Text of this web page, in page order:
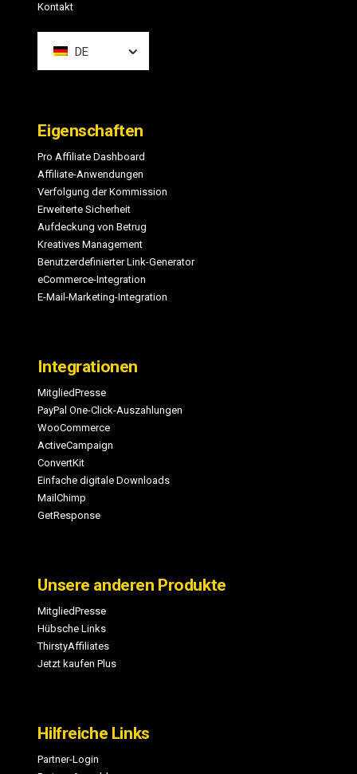
Kontakt
DE
Eigenschaften
Pro Affiliate Dashboard
Affiliate-Anwendungen
Verfolgung der Kommission
Erweiterte Sicherheit
Aufdeckung von Betrug
Kreatives Management
Benutzerdefinierter Link-Generator
eCommerce-Integration
E-Mail-Marketing-Integration
Integrationen
MitgliedPresse
PayPal One-Click-Auszahlungen
WooCommerce
ActiveCampaign
ConvertKit
Einfache digitale Downloads
MailChimp
GetResponse
Unsere anderen Produkte
MitgliedPresse
Hübsche Links
ThirstyAffiliates
Jetzt kaufen Plus
Hilfreiche Links
Partner-Login